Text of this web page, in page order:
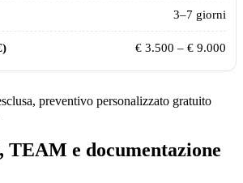
3–7 giorni
€ 3.500 – € 9.000
preventivo personalizzato gratuito
TEAM e documentazione